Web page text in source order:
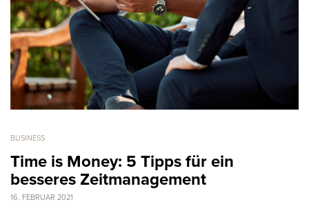
BUSINESS
Time is Money: 5 Tipps für ein
besseres Zeitmanagement
16. FEBRUAR 2021